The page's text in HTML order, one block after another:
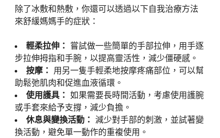
除了冰敷和熱敷，你還可以透過以下自我治療方法
來舒緩媽媽手的症狀：
輕柔拉伸： 嘗試做一些簡單的手部拉伸，用手逐
步拉伸拇指和手腕，以提高靈活性，減少僵硬感。
按摩： 用另一隻手輕柔地按摩疼痛部位，可以幫
助鬆弛肌肉和促進血液循環。
使用護具： 如果需要長時間活動，考慮使用護腕
或手套來給予支撐，減少負擔。
休息與變換活動： 減少對手部的刺激，並試著變
換活動，避免單一動作的重複使用。